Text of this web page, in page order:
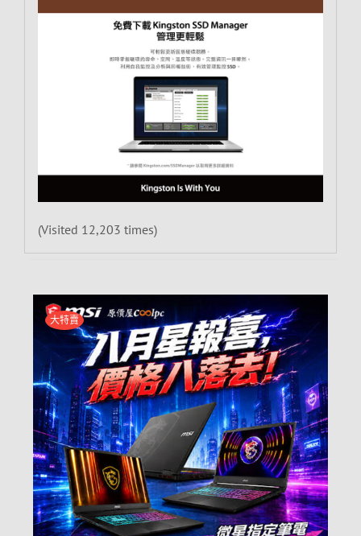
(Visited 12,203 times)
大特賣